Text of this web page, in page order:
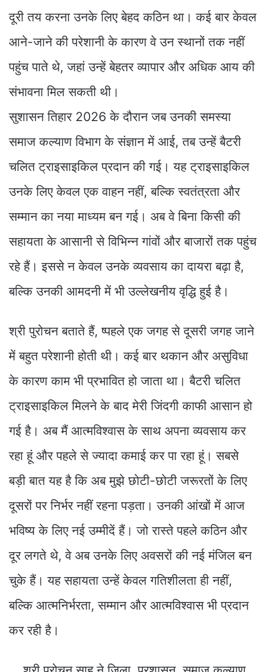
दूरी तय करना उनके लिए बेहद कठिन था। कई बार केवल
आने-जाने की परेशानी के कारण वे उन स्थानों तक नहीं
पहुंच पाते थे, जहां उन्हें बेहतर व्यापार और अधिक आय की
संभावना मिल सकती थी।
सुशासन तिहार 2026 के दौरान जब उनकी समस्या
समाज कल्याण विभाग के संज्ञान में आई, तब उन्हें बैटरी
चलित ट्राइसाइकिल प्रदान की गई। यह ट्राइसाइकिल
उनके लिए केवल एक वाहन नहीं, बल्कि स्वतंत्रता और
सम्मान का नया माध्यम बन गई। अब वे बिना किसी की
सहायता के आसानी से विभिन्न गांवों और बाजारों तक पहुंच
रहे हैं। इससे न केवल उनके व्यवसाय का दायरा बढ़ा है,
बल्कि उनकी आमदनी में भी उल्लेखनीय वृद्धि हुई है।
श्री पुरोचन बताते हैं, ष्पहले एक जगह से दूसरी जगह जाने
में बहुत परेशानी होती थी। कई बार थकान और असुविधा
के कारण काम भी प्रभावित हो जाता था। बैटरी चलित
ट्राइसाइकिल मिलने के बाद मेरी जिंदगी काफी आसान हो
गई है। अब मैं आत्मविश्वास के साथ अपना व्यवसाय कर
रहा हूं और पहले से ज्यादा कमाई कर पा रहा हूं। सबसे
बड़ी बात यह है कि अब मुझे छोटी-छोटी जरूरतों के लिए
दूसरों पर निर्भर नहीं रहना पड़ता। उनकी आंखों में आज
भविष्य के लिए नई उम्मीदें हैं। जो रास्ते पहले कठिन और
दूर लगते थे, वे अब उनके लिए अवसरों की नई मंजिल बन
चुके हैं। यह सहायता उन्हें केवल गतिशीलता ही नहीं,
बल्कि आत्मनिर्भरता, सम्मान और आत्मविश्वास भी प्रदान
कर रही है।